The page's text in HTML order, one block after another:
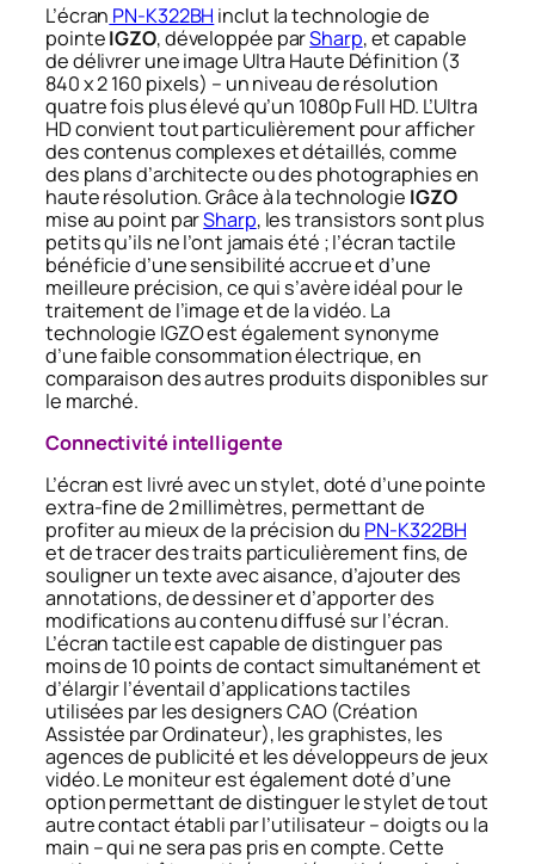
L’écran PN-K322BH inclut la technologie de
pointeIGZO, développée parSharp, et capable
de délivrer une image Ultra Haute Définition (3
840 x 2 160 pixels) – un niveau de résolution
quatre fois plus élevé qu’un 1080p Full HD. L’Ultra
HD convient tout particulièrement pour afficher
des contenus complexes et détaillés, comme
des plans d’architecte ou des photographies en
haute résolution. Grâce à la technologie IGZO
mise au point parSharp, les transistors sont plus
petits qu’ils ne l’ont jamais été ; l’écran tactile
bénéficie d’une sensibilité accrue et d’une
meilleure précision, ce qui s’avère idéal pour le
traitement de l’image et de la vidéo. La
technologie IGZO est également synonyme
d’une faible consommation électrique, en
comparaison des autres produits disponibles sur
le marché.
Connectivité intelligente
L’écran est livré avec un stylet, doté d’une pointe
extra-fine de 2 millimètres, permettant de
profiter au mieux de la précision du PN-K322BH
et de tracer des traits particulièrement fins, de
souligner un texte avec aisance, d’ajouter des
annotations, de dessiner et d’apporter des
modifications au contenu diffusé sur l’écran.
L’écran tactile est capable de distinguer pas
moins de 10 points de contact simultanément et
d’élargir l’éventail d’applications tactiles
utilisées par les designers CAO (Création
Assistée par Ordinateur), les graphistes, les
agences de publicité et les développeurs de jeux
vidéo. Le moniteur est également doté d’une
option permettant de distinguer le stylet de tout
autre contact établi par l’utilisateur – doigts ou la
main – qui ne sera pas pris en compte. Cette